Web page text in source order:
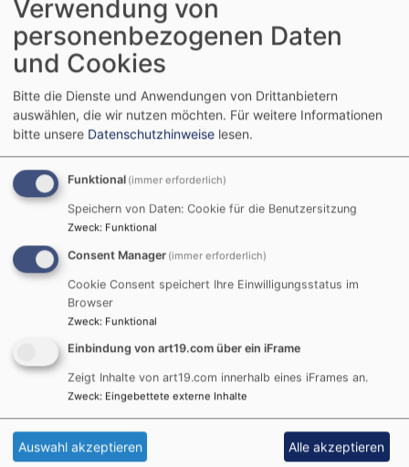
Breadcrumb
Startseite Impressum
Impressum
www.ruegland-evangelisch.deist ein Angebot der
Evangelisch-Lutherischen Kirchengemeinde St.
Margaretha in Rügland in der Evangelisch-
Lutherischen Kirche in Bayern. Diese ist eine
Körperschaft des öffentlichen Rechts, vertreten
durch Pfr. Max Schnurrenberger.
www.unternbibert-evangelisch.de
ist ein Angebot
der Evangelisch-Lutherischen Kirchengemeinde St.
Bartholomäus in Unternbibert in der Evangelisch-
Lutherischen Kirche in Bayern. Diese ist eine
Körperschaft des öffentlichen Rechts, vertreten
durch Pfr. Max Schnurrenberger.
Anbieter gemäß § 5 TMG:
Verwendung von
personenbezogenen Daten
und Cookies
Bitte die Dienste und Anwendungen von Drittanbietern
auswählen, die wir nutzen möchten. Für weitere Informationen
bitte unsere Datenschutzhinweise lesen.
Funktional (immer erforderlich)
Speichern von Daten: Cookie für die Benutzersitzung
Zweck: Funktional
Consent Manager (immer erforderlich)
Cookie Consent speichert Ihre Einwilligungsstatus im
Browser
Zweck: Funktional
Einbindung von art19.com über ein iFrame
Zeigt Inhalte von art19.com innerhalb eines iFrames an.
Zweck: Eingebettete externe Inhalte
Auswahl akzeptieren Alle akzeptieren